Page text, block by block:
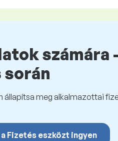
számára
állapítsa meg alkalmazottai
Fizetés eszközt ingyen